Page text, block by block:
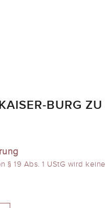
BURG ZU
§ 19 Abs. 1 UStG wird keine